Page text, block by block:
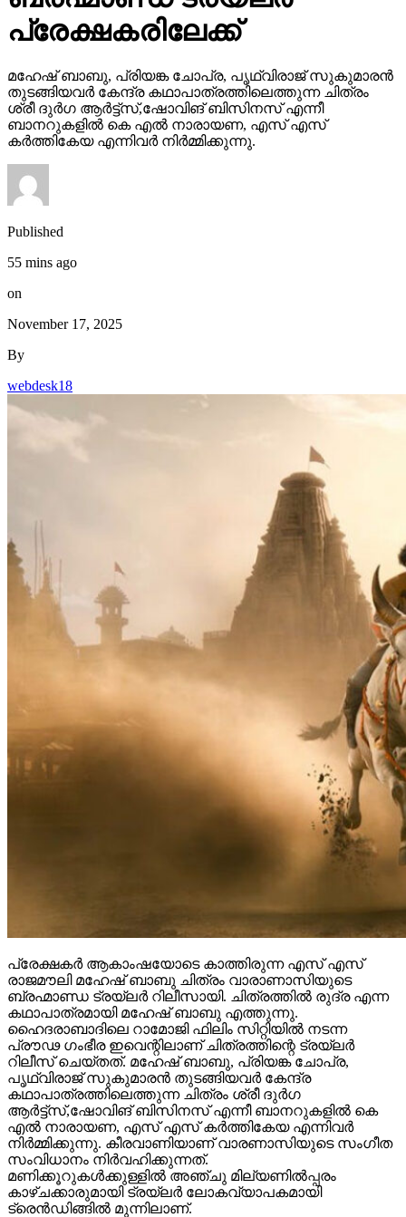
പ്രേക്ഷകരിലേക്ക്
മഹേഷ് ബാബു, പ്രിയങ്ക ചോപ്ര, പൃഥ്വിരാജ് സുകുമാരൻ
തുടങ്ങിയവർ കേന്ദ്ര കഥാപാത്രത്തിലെത്തുന്ന ചിത്രം
ശ്രീ ദുർഗ ആർട്ട്സ്,ഷോവിങ് ബിസിനസ് എന്നീ
ബാനറുകളിൽ കെ എൽ നാരായണ, എസ് എസ്
കർത്തികേയ എന്നിവർ നിർമ്മിക്കുന്നു.
Published
55 mins ago
on
November 17, 2025
By
webdesk18
പ്രേക്ഷകർ ആകാംഷയോടെ കാത്തിരുന്ന എസ് എസ്
രാജമൗലി മഹേഷ് ബാബു ചിത്രം വാരാണാസിയുടെ
ബ്രഹ്മാണ്ഡ ട്രയ്ലർ റിലീസായി. ചിത്രത്തിൽ രുദ്ര എന്ന
കഥാപാത്രമായി മഹേഷ് ബാബു എത്തുന്നു.
ഹൈദരാബാദിലെ റാമോജി ഫിലിം സിറ്റിയിൽ നടന്ന
പ്രൗഢ ഗംഭീര ഇവെന്റിലാണ് ചിത്രത്തിന്റെ ട്രയ്ലർ
റിലീസ് ചെയ്തത്. മഹേഷ് ബാബു, പ്രിയങ്ക ചോപ്ര,
പൃഥ്വിരാജ് സുകുമാരൻ തുടങ്ങിയവർ കേന്ദ്ര
കഥാപാത്രത്തിലെത്തുന്ന ചിത്രം ശ്രീ ദുർഗ
ആർട്ട്സ്,ഷോവിങ് ബിസിനസ് എന്നീ ബാനറുകളിൽ കെ
എൽ നാരായണ, എസ് എസ് കർത്തികേയ എന്നിവർ
നിർമ്മിക്കുന്നു. കീരവാണിയാണ് വാരണാസിയുടെ സംഗീത
സംവിധാനം നിർവഹിക്കുന്നത്.
മണിക്കൂറുകൾക്കുള്ളിൽ അഞ്ചു മില്യണിൽപ്പരം
കാഴ്ചക്കാരുമായി ട്രയ്ലർ ലോകവ്യാപകമായി
ട്രെൻഡിങ്ങിൽ മുന്നിലാണ്.